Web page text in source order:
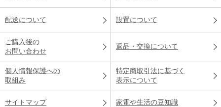
配送について 設置について
ご購入後の
お問い合わせ
返品・交換について
個人情報保護への
取組み
特定商取引法に基づく
表示について
サイトマップ 家電や生活の豆知識